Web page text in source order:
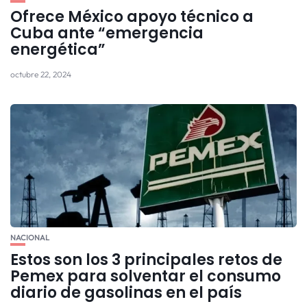
Ofrece México apoyo técnico a
Cuba ante “emergencia
energética”
octubre 22, 2024
NACIONAL
Estos son los 3 principales retos de
Pemex para solventar el consumo
diario de gasolinas en el país